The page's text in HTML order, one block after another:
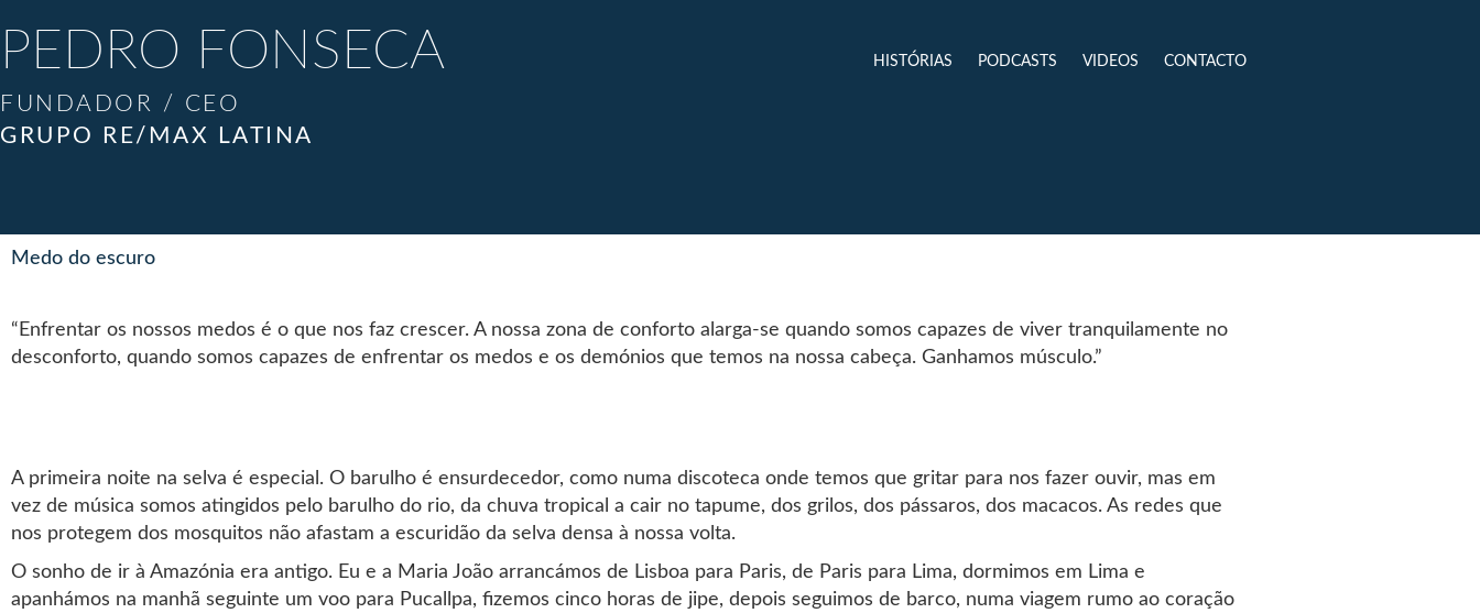
PEDRO FONSECA
FUNDADOR / CEO
GRUPO RE/MAX LATINA
HISTÓRIAS PODCASTS VIDEOS CONTACTO
Medo do escuro
“Enfrentar os nossos medos é o que nos faz crescer. A nossa zona de conforto alarga-se quando somos capazes de viver tranquilamente no
desconforto, quando somos capazes de enfrentar os medos e os demónios que temos na nossa cabeça. Ganhamos músculo.”
A primeira noite na selva é especial. O barulho é ensurdecedor, como numa discoteca onde temos que gritar para nos fazer ouvir, mas em
vez de música somos atingidos pelo barulho do rio, da chuva tropical a cair no tapume, dos grilos, dos pássaros, dos macacos. As redes que
nos protegem dos mosquitos não afastam a escuridão da selva densa à nossa volta.
O sonho de ir à Amazónia era antigo. Eu e a Maria João arrancámos de Lisboa para Paris, de Paris para Lima, dormimos em Lima e
apanhámos na manhã seguinte um voo para Pucallpa, fizemos cinco horas de jipe, depois seguimos de barco, numa viagem rumo ao coração